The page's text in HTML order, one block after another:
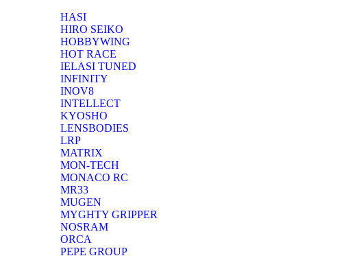
HASI
HIRO SEIKO
HOBBYWING
HOT RACE
IELASI TUNED
INFINITY
INOV8
INTELLECT
KYOSHO
LENSBODIES
LRP
MATRIX
MON-TECH
MONACO RC
MR33
MUGEN
MYGHTY GRIPPER
NOSRAM
ORCA
PEPE GROUP